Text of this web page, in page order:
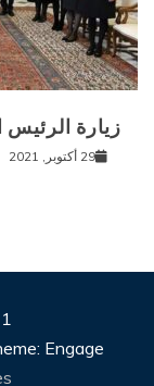
زيارة الرئيس
29 أكتوبر, 2021
Engage